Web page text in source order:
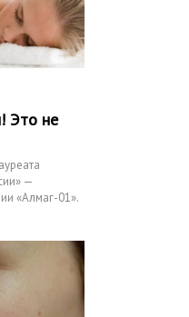
Это не
—
«Алмаг-01».